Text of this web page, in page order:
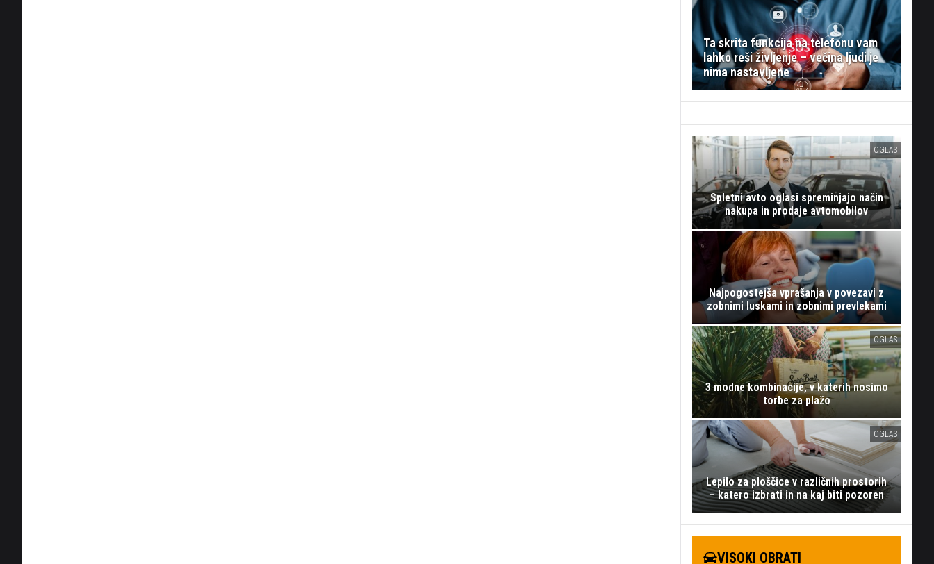
Ta skrita funkcija na telefonu vam
lahko reši življenje – večina ljudi je
nima nastavljene
OGLAS
Spletni avto oglasi spreminjajo način
nakupa in prodaje avtomobilov
Najpogostejša vprašanja v povezavi z
zobnimi luskami in zobnimi prevlekami
OGLAS
3 modne kombinacije, v katerih nosimo
torbe za plažo
OGLAS
Lepilo za ploščice v različnih prostorih
– katero izbrati in na kaj biti pozoren
VISOKI OBRATI